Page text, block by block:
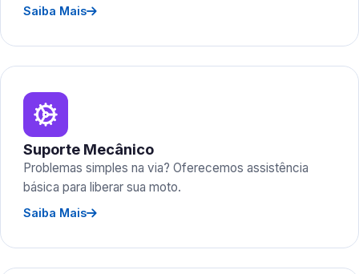
Saiba Mais
Suporte Mecânico
Problemas simples na via? Oferecemos assistência
básica para liberar sua moto.
Saiba Mais